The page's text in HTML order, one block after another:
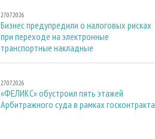
27.07.2026
Бизнес предупредили о налоговых рисках
при переходе на электронные
транспортные накладные
27.07.2026
«ФЕЛИКС» обустроил пять этажей
Арбитражного суда в рамках госконтракта